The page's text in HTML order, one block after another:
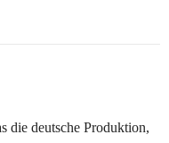
die deutsche Produktion,